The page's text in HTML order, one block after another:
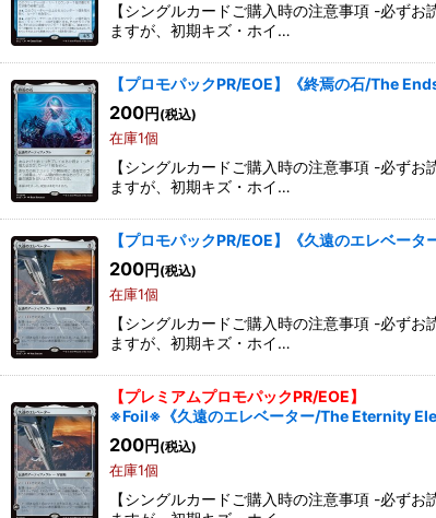
【シングルカードご購入時の注意事項 -必ず
ますが、初期キズ・ホイ…
【プロモパックPR/EOE】《終焉の石/The
200円 (税込)
在庫1個
【シングルカードご購入時の注意事項 -必ず
ますが、初期キズ・ホイ…
【プロモパックPR/EOE】《久遠のエレベー
200円 (税込)
在庫1個
【シングルカードご購入時の注意事項 -必ず
ますが、初期キズ・ホイ…
【プレミアムプロモパックPR/EOE】
※Foil※《久遠のエレベーター/The Eternity
200円 (税込)
在庫1個
【シングルカードご購入時の注意事項 -必ず